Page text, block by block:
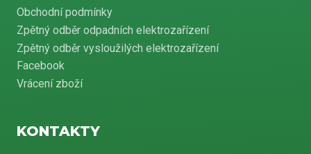
Obchodní podmínky
Zpětný odběr odpadních elektrozařízení
Zpětný odběr vysloužilých elektrozařízení
Facebook
Vrácení zboží
KONTAKTY